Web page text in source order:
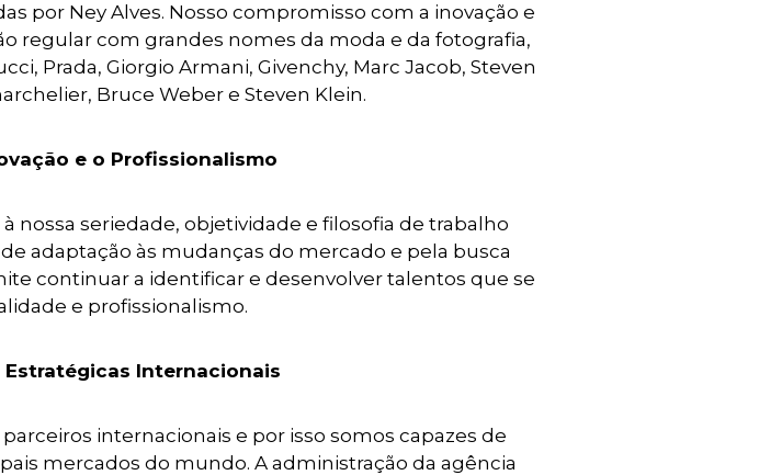
por Ney Alves. Nosso compromisso com a inovação e
regular com grandes nomes da moda e da fotografia,
Prada, Giorgio Armani, Givenchy, Marc Jacob, Steven
Bruce Weber e Steven Klein.
e o Profissionalismo
nossa seriedade, objetividade e filosofia de trabalho
adaptação às mudanças do mercado e pela busca
continuar a identificar e desenvolver talentos que se
e profissionalismo.
Estratégicas Internacionais
internacionais e por isso somos capazes de
mercados do mundo. A administração da agência